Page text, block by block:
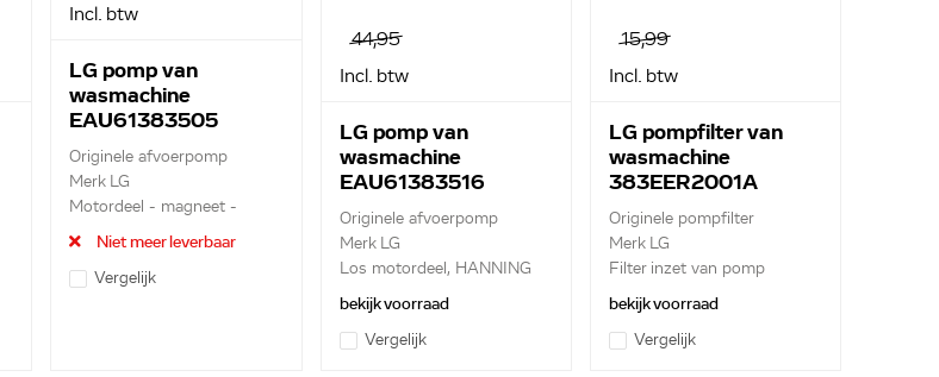
Incl. btw
LG pomp van
wasmachine
EAU61383505
Originele afvoerpomp
Merk LG
Motordeel - magneet -
schroef...
Niet meer leverbaar
Vergelijk
44,95
Incl. btw
LG pomp van
wasmachine
EAU61383516
Originele afvoerpomp
Merk LG
Los motordeel, HANNING
DP025...
bekijk voorraad
Vergelijk
15,99
Incl. btw
LG pompfilter van
wasmachine
383EER2001A
Originele pompfilter
Merk LG
Filter inzet van pomp
bekijk voorraad
Vergelijk